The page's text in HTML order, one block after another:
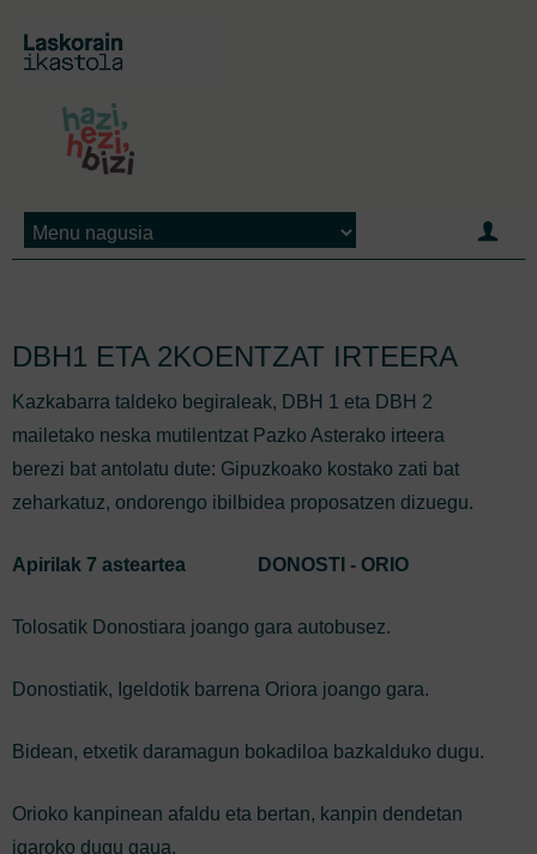
DBH1 ETA 2KOENTZAT IRTEERA
Kazkabarra taldeko begiraleak, DBH 1 eta DBH 2
mailetako neska mutilentzat Pazko Asterako irteera
berezi bat antolatu dute: Gipuzkoako kostako zati bat
zeharkatuz, ondorengo ibilbidea proposatzen dizuegu.
Apirilak 7 asteartea DONOSTI - ORIO
Tolosatik Donostiara joango gara autobusez.
Donostiatik, Igeldotik barrena Oriora joango gara.
Bidean, etxetik daramagun bokadiloa bazkalduko dugu.
Orioko kanpinean afaldu eta bertan, kanpin dendetan
igaroko dugu gaua.